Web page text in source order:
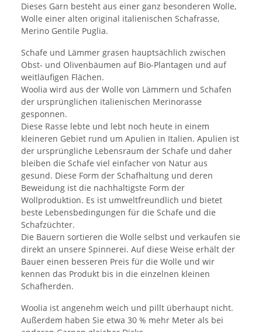
Dieses Garn besteht aus einer ganz besonderen Wolle,
Wolle einer alten original italienischen Schafrasse,
Merino Gentile Puglia.
Schafe und Lämmer grasen hauptsächlich zwischen
Obst- und Olivenbäumen auf Bio-Plantagen und auf
weitläufigen Flächen.
Woolia wird aus der Wolle von Lämmern und Schafen
der ursprünglichen italienischen Merinorasse
gesponnen.
Diese Rasse lebte und lebt noch heute in einem
kleineren Gebiet rund um Apulien in Italien. Apulien ist
der ursprüngliche Lebensraum der Schafe und daher
bleiben die Schafe viel einfacher von Natur aus
gesund. Diese Form der Schafhaltung und deren
Beweidung ist die nachhaltigste Form der
Wollproduktion. Es ist umweltfreundlich und bietet
beste Lebensbedingungen für die Schafe und die
Schafzüchter.
Die Bauern sortieren die Wolle selbst und verkaufen sie
direkt an unsere Spinnerei. Auf diese Weise erhält der
Bauer einen besseren Preis für die Wolle und wir
kennen das Produkt bis in die einzelnen kleinen
Schafherden.
Woolia ist angenehm weich und pillt überhaupt nicht.
Außerdem haben Sie etwa 30 % mehr Meter als bei